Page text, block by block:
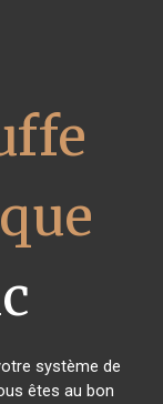
système de
êtes au bon